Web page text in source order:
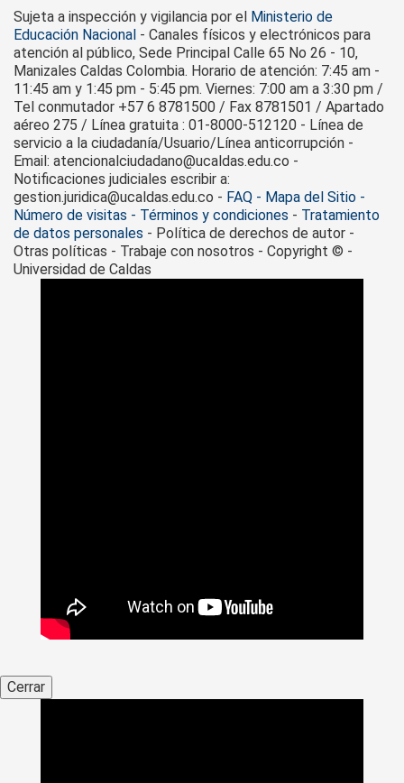
Sujeta a inspección y vigilancia por el Ministerio de
Educación Nacional - Canales físicos y electrónicos para
atención al público, Sede Principal Calle 65 No 26 - 10,
Manizales Caldas Colombia. Horario de atención: 7:45 am -
11:45 am y 1:45 pm - 5:45 pm. Viernes: 7:00 am a 3:30 pm /
Tel conmutador +57 6 8781500 / Fax 8781501 / Apartado
aéreo 275 / Línea gratuita : 01-8000-512120 - Línea de
servicio a la ciudadanía/Usuario/Línea anticorrupción -
Email: atencionalciudadano@ucaldas.edu.co -
Notificaciones judiciales escribir a:
gestion.juridica@ucaldas.edu.co - FAQ - Mapa del Sitio -
Número de visitas - Términos y condiciones - Tratamiento
de datos personales - Política de derechos de autor -
Otras políticas - Trabaje con nosotros - Copyright © -
Universidad de Caldas
Cerrar